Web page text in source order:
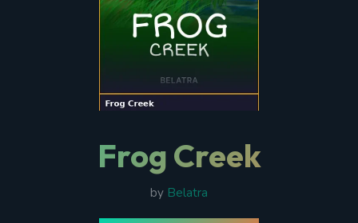
Frog Creek
by Belatra